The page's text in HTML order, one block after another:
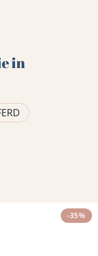
in
-35%